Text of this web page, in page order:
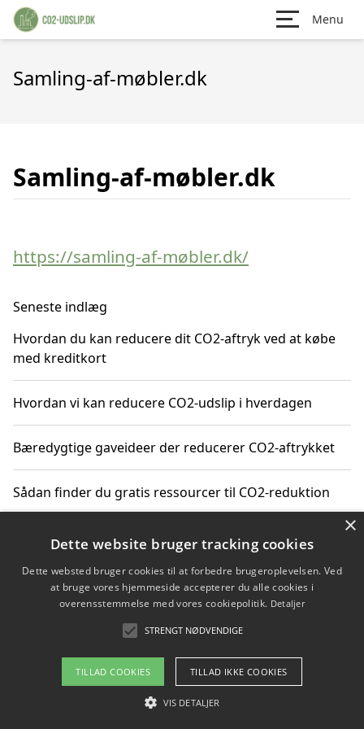
Menu
Samling-af-møbler.dk
Samling-af-møbler.dk
https://samling-af-møbler.dk/
Seneste indlæg
Hvordan du kan reducere dit CO2-aftryk ved at købe
med kreditkort
Hvordan vi kan reducere CO2-udslip i hverdagen
Bæredygtige gaveideer der reducerer CO2-aftrykket
Sådan finder du gratis ressourcer til CO2-reduktion
Hvordan gadgets til hjemmet kan reducere CO2-udslip
Copyright 2026 - Pilanto Aps
Om / kontakt
Blog Betingelser
×
Dette website bruger tracking cookies
Dette websted bruger cookies til at forbedre brugeroplevelsen. Ved
at bruge vores hjemmeside accepterer du alle cookies i
overensstemmelse med vores cookiepolitik. Detaljer
STRENGT NØDVENDIGE
TILLAD COOKIES TILLAD IKKE COOKIES
VIS DETALJER